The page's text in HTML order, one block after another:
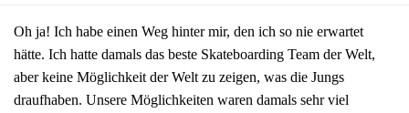
Oh ja! Ich habe einen Weg hinter mir, den ich so nie erwartet
hätte. Ich hatte damals das beste Skateboarding Team der Welt,
aber keine Möglichkeit der Welt zu zeigen, was die Jungs
draufhaben. Unsere Möglichkeiten waren damals sehr viel